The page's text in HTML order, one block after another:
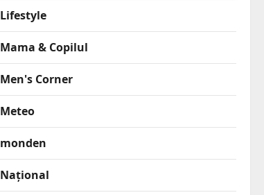
Lifestyle
Mama & Copilul
Men's Corner
Meteo
monden
Național